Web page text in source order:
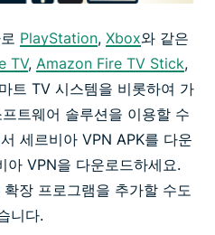
PlayStation, Xbox와 같은
TV, Amazon Fire TV Stick,
트 TV 시스템을 비롯하여 가
트웨어 솔루션을 이용할 수
세르비아 VPN APK를 다운
아 VPN을 다운로드하세요.
장 프로그램을 추가할 수도
니다.